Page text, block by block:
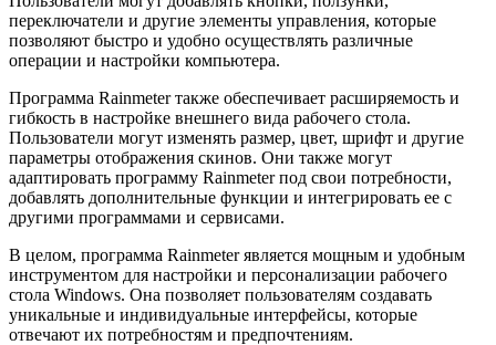
переключатели и другие элементы управления, которые
позволяют быстро и удобно осуществлять различные
операции и настройки компьютера.
Программа Rainmeter также обеспечивает расширяемость и
гибкость в настройке внешнего вида рабочего стола.
Пользователи могут изменять размер, цвет, шрифт и другие
параметры отображения скинов. Они также могут
адаптировать программу Rainmeter под свои потребности,
добавлять дополнительные функции и интегрировать ее с
другими программами и сервисами.
В целом, программа Rainmeter является мощным и удобным
инструментом для настройки и персонализации рабочего
стола Windows. Она позволяет пользователям создавать
уникальные и индивидуальные интерфейсы, которые
отвечают их потребностям и предпочтениям.